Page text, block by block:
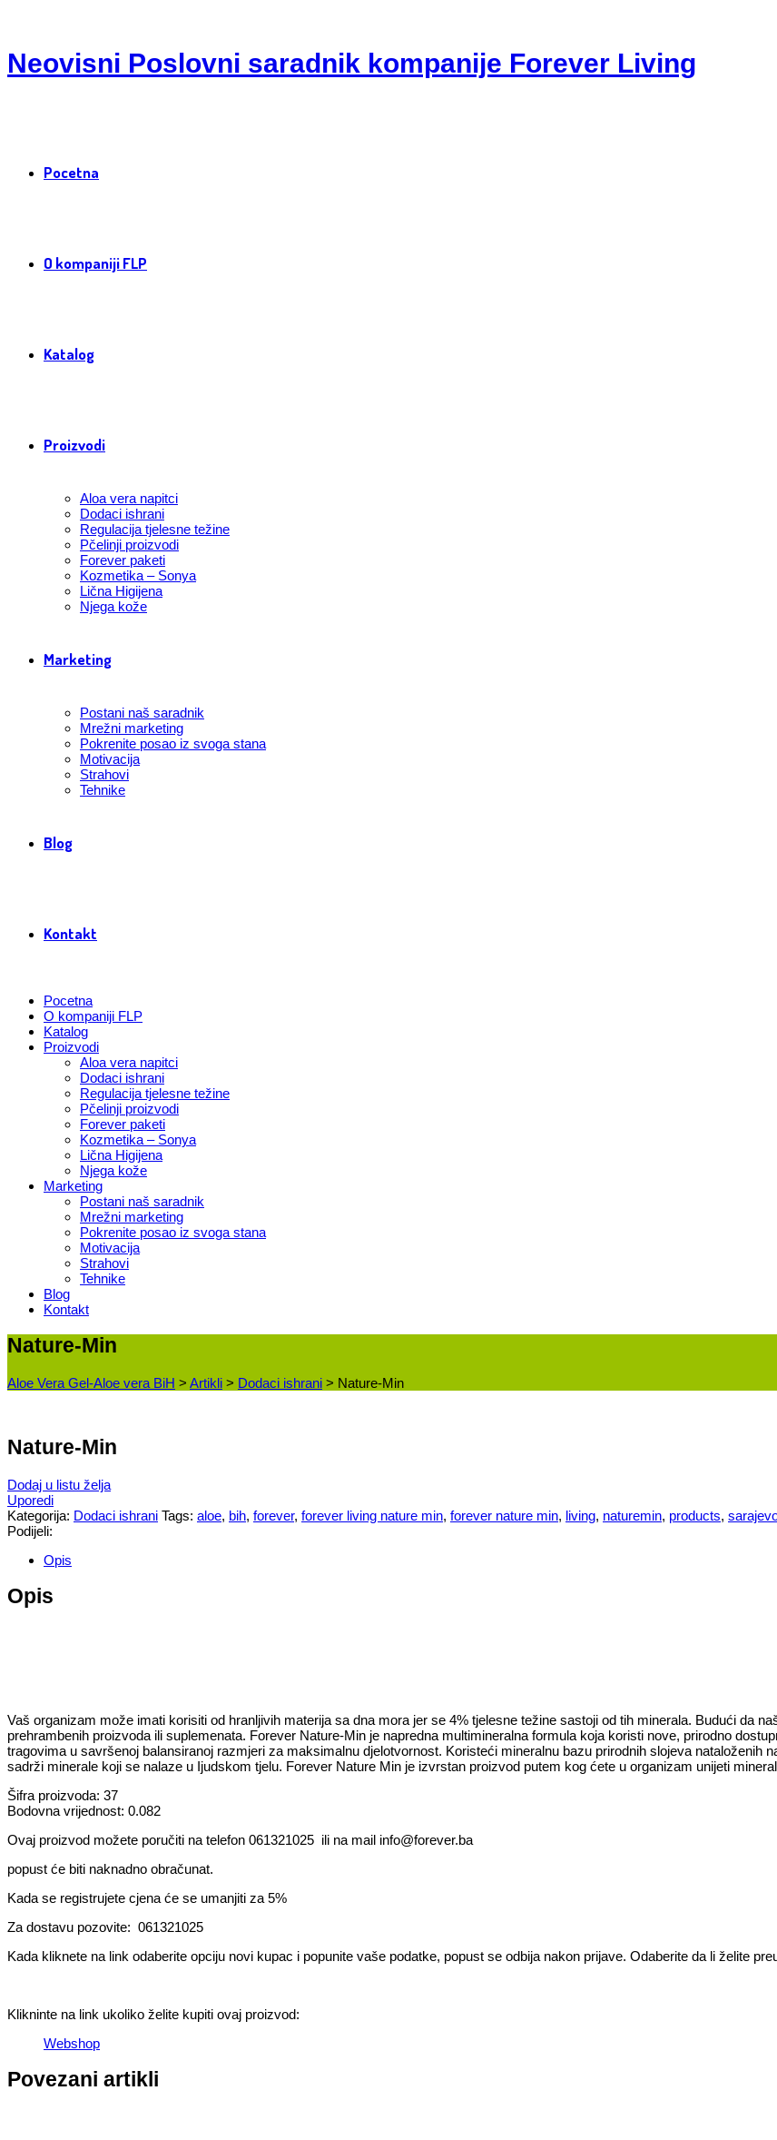
Neovisni Poslovni saradnik kompanije Forever Living
Pocetna
O kompaniji FLP
Katalog
Proizvodi
Aloa vera napitci
Dodaci ishrani
Regulacija tjelesne težine
Pčelinji proizvodi
Forever paketi
Kozmetika – Sonya
Lična Higijena
Njega kože
Marketing
Postani naš saradnik
Mrežni marketing
Pokrenite posao iz svoga stana
Motivacija
Strahovi
Tehnike
Blog
Kontakt
Pocetna
O kompaniji FLP
Katalog
Proizvodi
Aloa vera napitci
Dodaci ishrani
Regulacija tjelesne težine
Pčelinji proizvodi
Forever paketi
Kozmetika – Sonya
Lična Higijena
Njega kože
Marketing
Postani naš saradnik
Mrežni marketing
Pokrenite posao iz svoga stana
Motivacija
Strahovi
Tehnike
Blog
Kontakt
Nature-Min
Aloe Vera Gel-Aloe vera BiH > Artikli > Dodaci ishrani > Nature-Min
Nature-Min
Dodaj u listu želja
Uporedi
Kategorija: Dodaci ishrani Tags: aloe, bih, forever, forever living nature min, forever nature min, living, naturemin, products,
Podijeli:
Opis
Opis
Vaš organizam može imati korisiti od hranljivih materija sa dna mora jer se 4% tjelesne težine sastoji od tih minerala. Budući da
prehrambenih proizvoda ili suplemenata. Forever Nature-Min je napredna multimineralna formula koja koristi nove, prirodno
tragovima u savršenoj balansiranoj razmjeri za maksimalnu djelotvornost. Koristeći mineralnu bazu prirodnih slojeva nataloženih
sadrži minerale koji se nalaze u Ijudskom tjelu. Forever Nature Min je izvrstan proizvod putem kog ćete u organizam unijeti
Šifra proizvoda: 37
Bodovna vrijednost: 0.082
Ovaj proizvod možete poručiti na telefon 061321025 ili na mail info@forever.ba
popust će biti naknadno obračunat.
Kada se registrujete cjena će se umanjiti za 5%
Za dostavu pozovite: 061321025
Kada kliknete na link odaberite opciju novi kupac i popunite vaše podatke, popust se odbija nakon prijave. Odaberite da li želite
Klikninte na link ukoliko želite kupiti ovaj proizvod:
Webshop
Povezani artikli